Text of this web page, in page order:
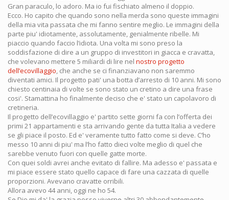
Gran paraculo, lo adoro. Ma io fui fischiato almeno il doppio.
Ecco. Ho capito che quando sono nella merda sono queste immagini
della mia vita passata che mi fanno sentire meglio. Le immagini della
parte piu' idiotamente, assolutamente, genialmente ribelle. Mi
piaccio quando faccio l’idiota. Una volta mi sono preso la
soddisfazione di dire a un gruppo di investitori in giacca e cravatta,
che volevano mettere 5 miliardi di lire nel nostro progetto
dell’ecovillaggio, che anche se ci finanziavano non saremmo
diventati amici. Il progetto pati' una botta d’arresto di 10 anni. Mi sono
chiesto centinaia di volte se sono stato un cretino a dire una frase
cosi'. Stamattina ho finalmente deciso che e' stato un capolavoro di
cretineria.
Il progetto dell’ecovillaggio e' partito sette giorni fa con l’offerta dei
primi 21 appartamenti e sta arrivando gente da tutta Italia a vedere
se gli piace il posto. Ed e' veramente tutto fatto come si deve. C’ho
messo 10 anni di piu' ma l’ho fatto dieci volte meglio di quel che
sarebbe venuto fuori con quelle gatte morte.
Con quei soldi avrei anche evitato di fallire. Ma adesso e' passata e
mi piace essere stato quello capace di fare una cazzata di quelle
proporzioni. Avevano cravatte orribili.
Allora avevo 44 anni, oggi ne ho 54.